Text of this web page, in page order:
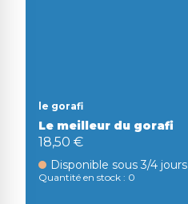
le gorafi
Le meilleur du gorafi
18,50 €
Disponible sous 3/4 jours
Quantité en stock : 0